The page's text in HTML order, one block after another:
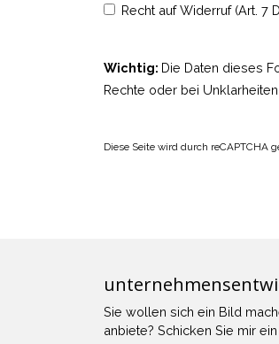
Recht auf Widerruf (Art. 7
Wichtig: Die Daten dieses
Rechte oder bei
Diese Seite wird durch reCAPTCHA
Sie wollen sich ein Bild
anbiete? Schicken Sie mir ein